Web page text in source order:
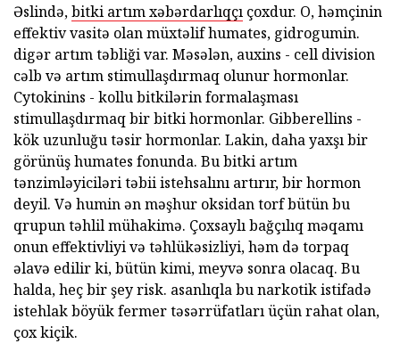
Əslində,bitki artım xəbərdarlıqçı çoxdur. O, həmçinin
effektiv vasitə olan müxtəlif humates, gidrogumin.
digər artım təbliği var. Məsələn, auxins - cell division
cəlb və artım stimullaşdırmaq olunur hormonlar.
Cytokinins - kollu bitkilərin formalaşması
stimullaşdırmaq bir bitki hormonlar. Gibberellins -
kök uzunluğu təsir hormonlar. Lakin, daha yaxşı bir
görünüş humates fonunda. Bu bitki artım
tənzimləyiciləri təbii istehsalını artırır, bir hormon
deyil. Və humin ən məşhur oksidan torf bütün bu
qrupun təhlil mühakimə. Çoxsaylı bağçılıq məqamı
onun effektivliyi və təhlükəsizliyi, həm də torpaq
əlavə edilir ki, bütün kimi, meyvə sonra olacaq. Bu
halda, heç bir şey risk. asanlıqla bu narkotik istifadə
istehlak böyük fermer təsərrüfatları üçün rahat olan,
çox kiçik.